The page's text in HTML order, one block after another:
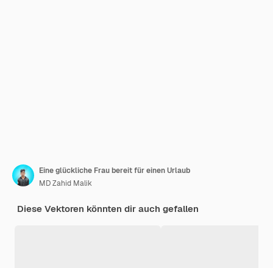
Eine glückliche Frau bereit für einen Urlaub
MD Zahid Malik
Diese Vektoren könnten dir auch gefallen